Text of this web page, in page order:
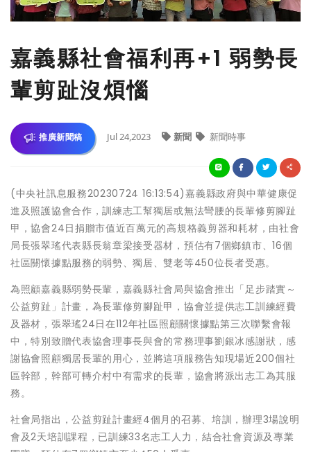
嘉義縣社會福利再+1 弱勢長
輩剪趾沒煩惱
推廣新聞稿 Jul 24,2023 新聞 新聞時事
(中央社訊息服務20230724 16:13:54)嘉義縣政府與中華健康促
進及照護協會合作，訓練志工幫獨居或無法彎腰的長輩修剪腳趾
甲，協會24日捐贈市值近百萬元的高規格義剪器和耗材，由社會
局長張翠瑤代表縣長翁章梁接受器材，預估有7個鄉鎮市、16個
社區關懷據點服務的弱勢、獨居、雙老等450位長者受惠。
為照顧嘉義縣弱勢長輩，嘉義縣社會局與協會推出「足步踏實～
公益剪趾」計畫，為長輩修剪腳趾甲，協會並提供志工訓練經費
及器材，張翠瑤24日在112年社區照顧關懷據點第三次聯繫會報
中，特別致贈代表協會理事長與會的常務理事劉銀冰感謝狀，感
謝協會照顧獨居長輩的用心，並將這項服務告知現場近200個社
區幹部，幹部可轉介村中有需求的長輩，協會將派出志工為其服
務。
社會局指出，公益剪趾計畫經4個月的召募、培訓，辦理3場說明
會及2天培訓課程，已訓練33名志工人力，結合社會資源及專業